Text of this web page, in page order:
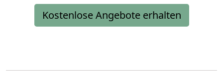
Kostenlose Angebote erhalten